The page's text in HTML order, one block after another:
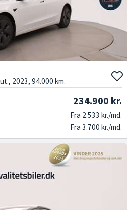
forpligtelser, der følger med
hos Kvalitetsbiler.dk får du
samtidig med at du undgår store
Kontakt os i dag og
kan være at privatlease en Tesla hos
team står klar til at hjælpe dig med
en leasingaftale, der passer til
2023, 94.000 km.
234.900 kr.
Fra 2.533 kr./md.
Fra 3.700 kr./md.